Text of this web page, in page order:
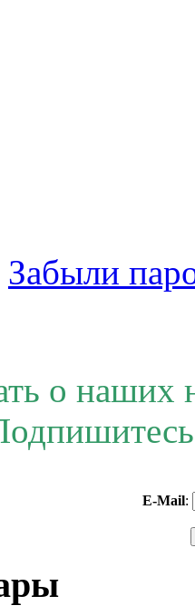
Забыли
о наших
E-Mail: